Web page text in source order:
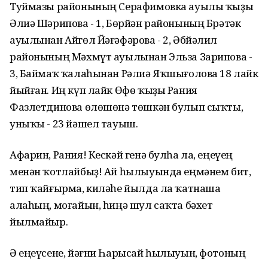
Туймазы районының Серафимовка ауылы ҡыҙы
Әлиә Шәрипова - 1,Бөрйән районының Брәтәк
ауылынан Айгөл Йәғәфәрова - 2, Әбйәлил
районының Мәхмүт ауылынан Эльза Зарипова -
3, Баймаҡ ҡалаһынан Рәлиә Яҡшығолова 18 лайк
йыйған. Иң күп лайк Өфө ҡыҙы Рания
Фазлетдинова өлөшөнә төшкән булып сыҡты,
уныҡы - 23 йәшел тауыш.
Афарин, Рания! Кескәй генә булһа ла, еңеүең
менән ҡотлайбыҙ! Ай һылыуында еңмәнем бит,
тип ҡайғырма, киләһе йылда ла ҡатнаша
алаһың, моғайын, һиңә шул саҡта бәхет
йылмайыр.
Ә еңеүсене, йәғни Һарысай һылыуын, фотоның